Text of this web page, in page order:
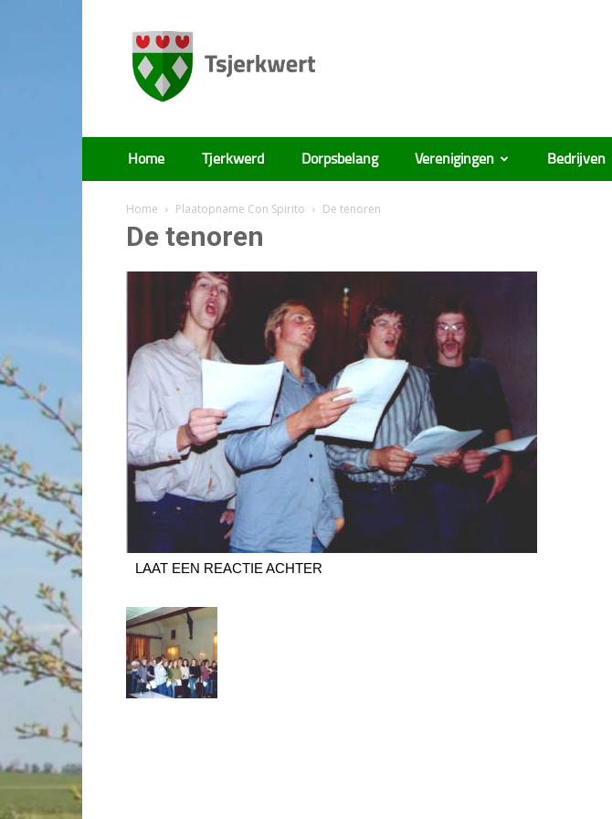
Tsjerkwert
Home Tjerkwerd Dorpsbelang Verenigingen Bedrijven
Home Plaatopname Con Spirito De tenoren
De tenoren
LAAT EEN REACTIE ACHTER